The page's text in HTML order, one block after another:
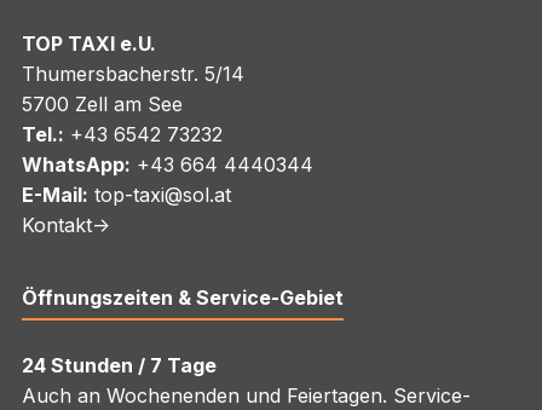
TOP TAXI e.U.
Thumersbacherstr. 5/14
5700 Zell am See
Tel.: +43 6542 73232
WhatsApp: +43 664 4440344
E-Mail: top-taxi@sol.at
Kontakt->
Öffnungszeiten & Service-Gebiet
24 Stunden / 7 Tage
Auch an Wochenenden und Feiertagen. Service-